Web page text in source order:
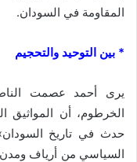
المقاومة في السودان.
* بين التوحيد والتحجيم
يرى أحمد عصمت
الخرطوم، أن
حدث في تاريخ
السياسي من أرياف